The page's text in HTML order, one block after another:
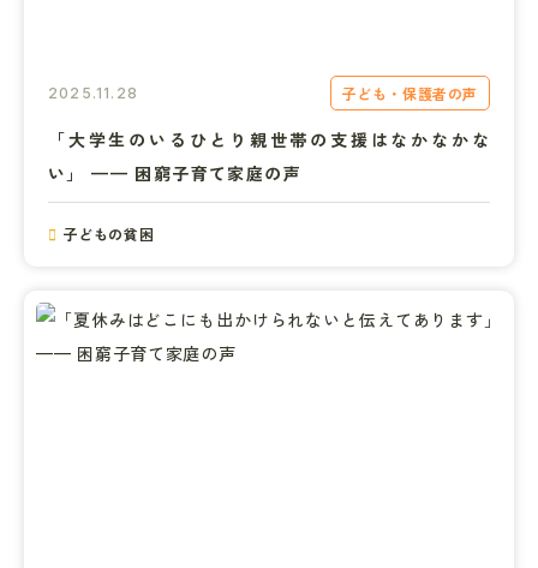
2025.11.28 子ども・保護者の声
「大学生のいるひとり親世帯の支援はなかなかな
い」 —— 困窮子育て家庭の声
子どもの貧困